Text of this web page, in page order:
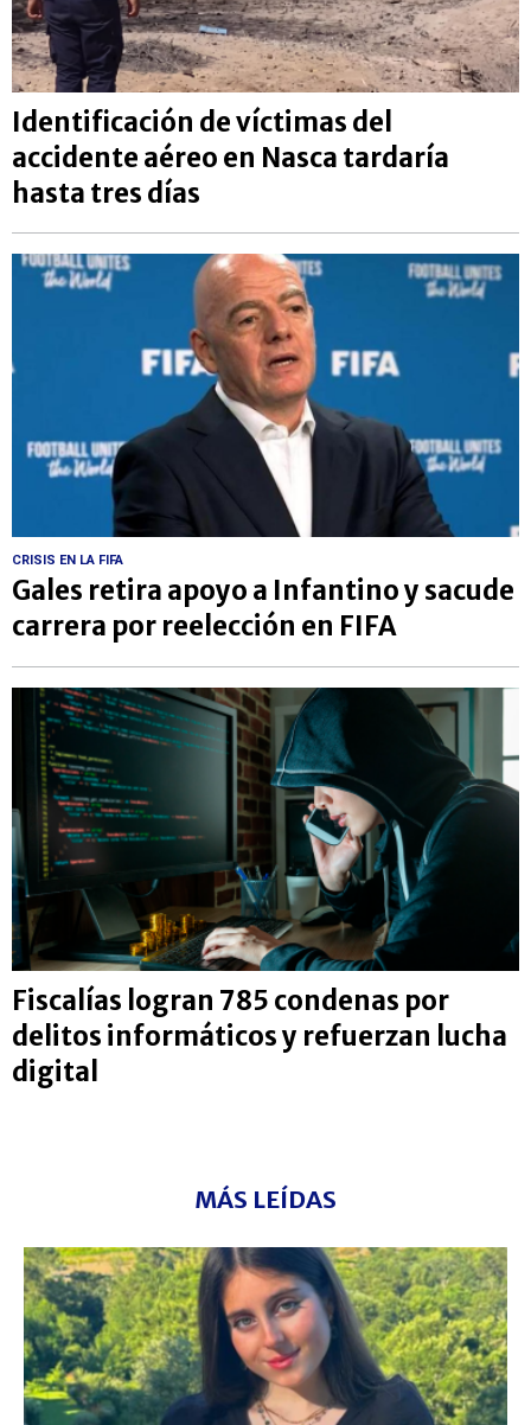
Identificación de víctimas del
accidente aéreo en Nasca tardaría
hasta tres días
CRISIS EN LA FIFA
Gales retira apoyo a Infantino y sacude
carrera por reelección en FIFA
Fiscalías logran 785 condenas por
delitos informáticos y refuerzan lucha
digital
MÁS LEÍDAS